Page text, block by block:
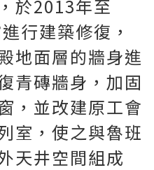
於2013年至
行建築修復，
地面層的牆身進
青磚牆身，加固
，並改建原工會
室，使之與魯班
天井空間組成